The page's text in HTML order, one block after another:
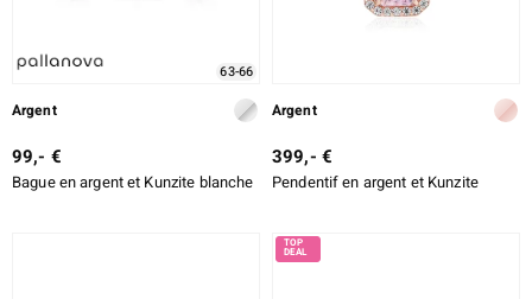
63-66
Argent
99,- €
Bague en argent et Kunzite blanche
Argent
399,- €
Pendentif en argent et Kunzite